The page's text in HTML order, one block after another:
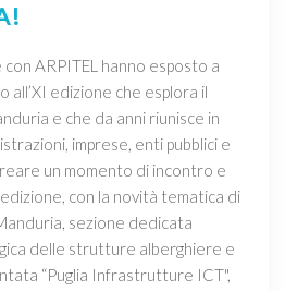
con ARPITEL hanno esposto a
all’XI edizione che esplora il
e che da anni riunisce in
imprese, enti pubblici e
un momento di incontro e
con la novità tematica di
sezione dedicata
delle strutture alberghiere e
“Puglia Infrastrutture ICT",